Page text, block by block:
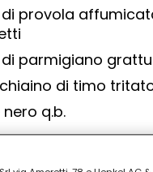
provola
parmigiano
di timo
nero q.b.